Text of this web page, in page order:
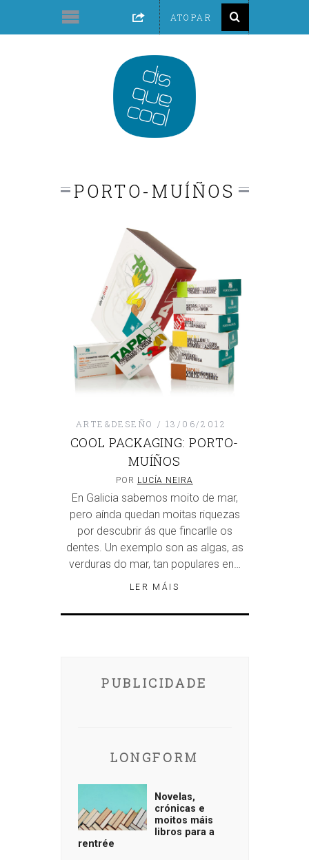
PORTO-MUÍÑOS
ARTE&DESEÑO 13/06/2012
COOL PACKAGING: PORTO-
MUÍÑOS
POR LUCÍA NEIRA
En Galicia sabemos moito de mar,
pero aínda quedan moitas riquezas
por descubrir ás que fincarlle os
dentes. Un exemplo son as algas, as
verduras do mar, tan populares en…
LER MÁIS
PUBLICIDADE
LONGFORM
Novelas,
crónicas e
moitos máis
libros para a
rentrée